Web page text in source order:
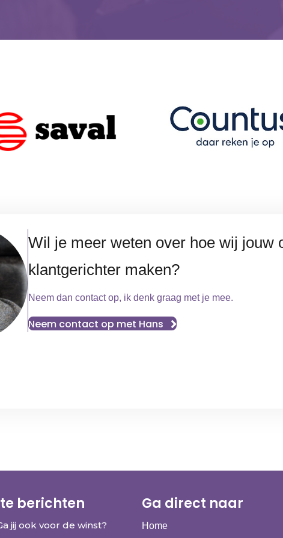
Wil je meer weten over hoe wij jouw
klantgerichter maken?
Neem dan contact op, ik denk graag met je mee.
Neem contact op met Hans
berichten
jij ook voor de winst?
Ga direct naar
Home